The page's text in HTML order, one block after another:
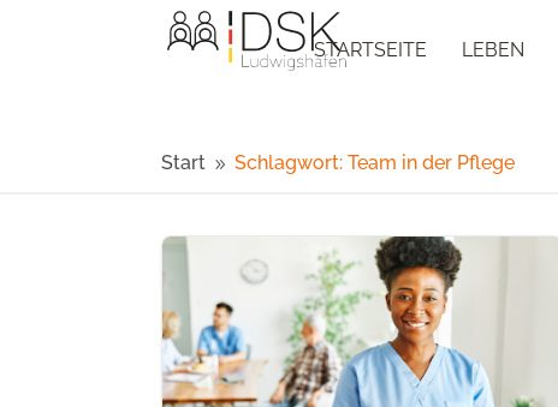
STARTSEITE LEBEN
Start 9 Schlagwort: Team in der Pflege